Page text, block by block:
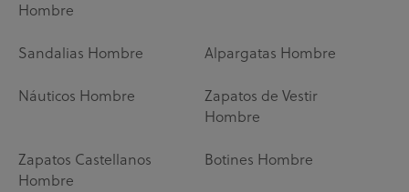
Hombre
Sandalias Hombre Alpargatas Hombre
Náuticos Hombre
Zapatos de Vestir
Hombre
Zapatos Castellanos
Hombre
Botines Hombre